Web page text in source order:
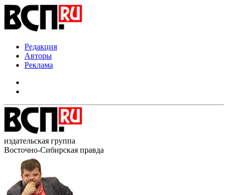
Редакция
Авторы
Реклама
издательская группа
Восточно-Сибирская правда